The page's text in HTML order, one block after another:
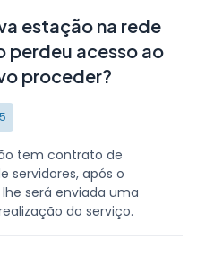
estação na rede
perdeu acesso ao
proceder?
tem contrato de
servidores, após o
será enviada uma
do serviço.